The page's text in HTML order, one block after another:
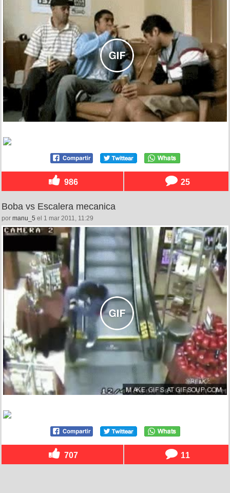
986 25
Boba vs Escalera mecanica
por manu_5 el 1 mar 2011, 11:29
707 11